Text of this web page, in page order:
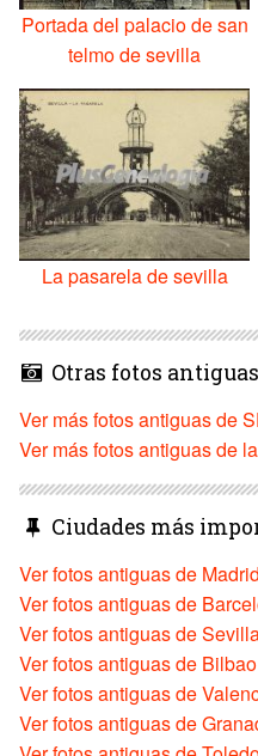
Portada del palacio de san
telmo de sevilla
La pasarela de sevilla
Otras fotos antiguas
Ver más fotos antiguas de
Ver más fotos antiguas de
Ciudades más
Ver fotos antiguas de Madrid
Ver fotos antiguas de
Ver fotos antiguas de
Ver fotos antiguas de Bilbao
Ver fotos antiguas de
Ver fotos antiguas de